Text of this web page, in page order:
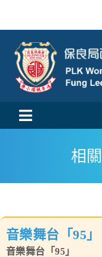
content
Toggle
Navigation
校風及學生支援
相
音樂舞台「95」
音樂舞台「95」